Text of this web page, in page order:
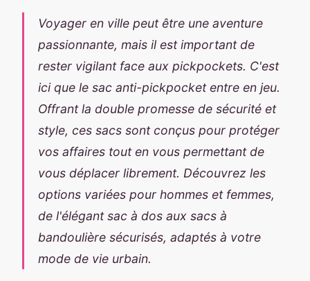
Voyager en ville peut être une aventure
passionnante, mais il est important de
rester vigilant face aux pickpockets. C'est
ici que le sac anti-pickpocket entre en jeu.
Offrant la double promesse de sécurité et
style, ces sacs sont conçus pour protéger
vos affaires tout en vous permettant de
vous déplacer librement. Découvrez les
options variées pour hommes et femmes,
de l'élégant sac à dos aux sacs à
bandoulière sécurisés, adaptés à votre
mode de vie urbain.